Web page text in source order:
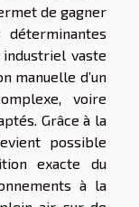
de gagner
vaste
manuelle d’un
voire
Grâce à la
possible
exacte du
à la